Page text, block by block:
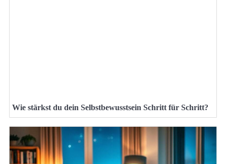
Wie stärkst du dein Selbstbewusstsein Schritt für Schritt?